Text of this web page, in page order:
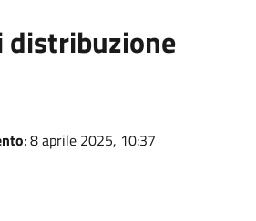
distribuzione
: 8 aprile 2025, 10:37